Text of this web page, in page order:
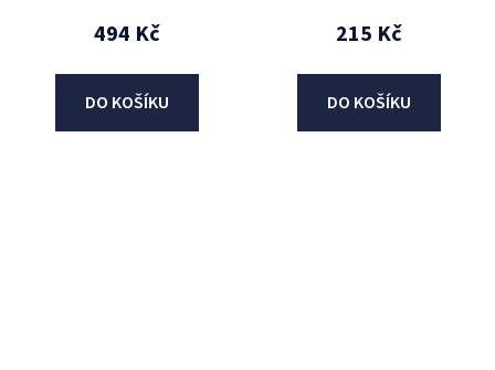
494 Kč
DO KOŠÍKU
215 Kč
DO KOŠÍKU